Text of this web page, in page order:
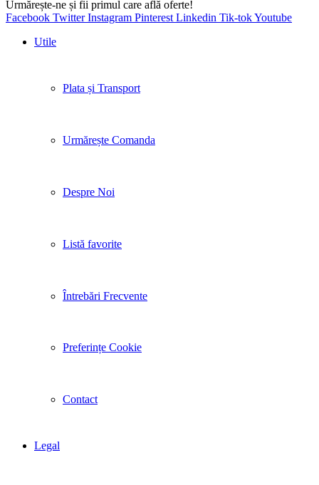
Urmărește-ne și fii primul care află oferte!
Facebook Twitter Instagram Pinterest Linkedin Tik-tokYoutube
Utile
Plata și Transport
Urmărește Comanda
Despre Noi
Listă favorite
Întrebări Frecvente
Preferințe Cookie
Contact
Legal